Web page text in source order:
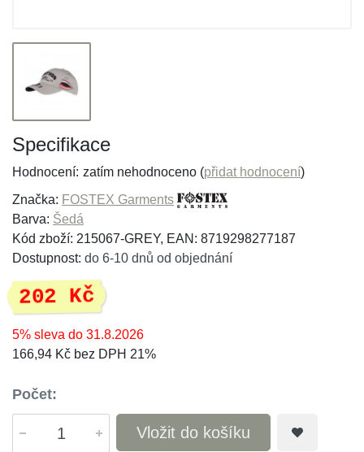
Specifikace
Hodnocení: zatím nehodnoceno (přidat hodnocení)
Značka: FOSTEX Garments
Barva: Šedá
Kód zboží: 215067-GREY, EAN: 8719298277187
Dostupnost: do 6-10 dnů od objednání
202 Kč
5% sleva do 31.8.2026
166,94 Kč bez DPH 21%
Počet:
Vložit do košíku